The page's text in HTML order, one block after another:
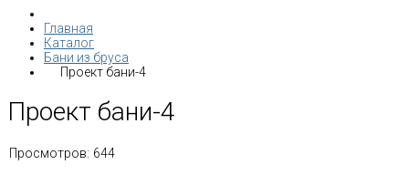
Главная
Каталог
Бани из бруса
Проект бани-4
Проект бани-4
Просмотров: 644